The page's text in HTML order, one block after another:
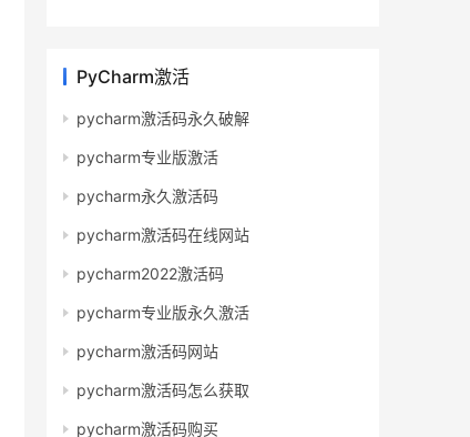
PyCharm激活
pycharm激活码永久破解
pycharm专业版激活
pycharm永久激活码
pycharm激活码在线网站
pycharm2022激活码
pycharm专业版永久激活
pycharm激活码网站
pycharm激活码怎么获取
pycharm激活码购买